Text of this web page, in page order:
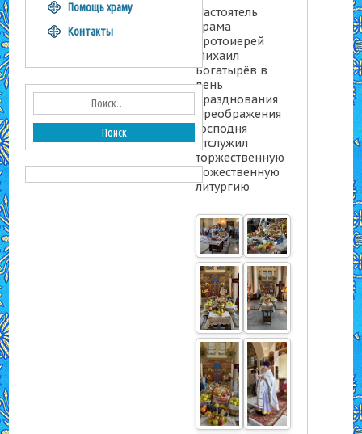
Настоятель
храма
протоиерей
Михаил
Богатырёв в
день
празднования
Преображения
Господня
отслужил
торжественную
Божественную
литургию
Помощь храму
Контакты